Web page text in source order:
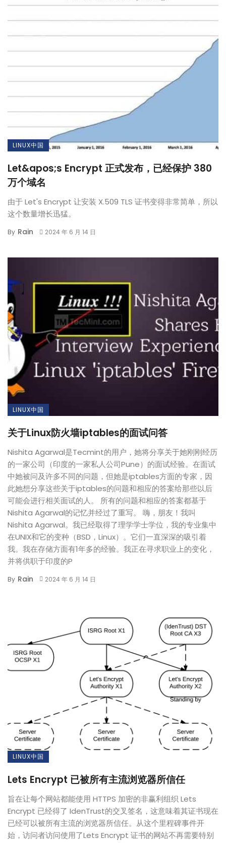
LINUX中国
Let&apos;s Encrypt 正式发布，已经保护 380
万个域名
由于 Let's Encrypt 让安装 X.509 TLS 证书变得非常简单，所以
这个数量增长迅猛。
By Rain 2024 年 6 月 14 日
LINUX中国
关于Linux防火墙iptables的面试问答
Nishita Agarwal是Tecmint的用户，她将分享关于她刚刚经历
的一家公司（印度的一家私人公司Pune）的面试经验。在面试
中她被问及许多不同的问题，但她是iptables方面的专家，因
此她想分享这些关于iptables的问题和相应的答案给那些以后
可能会进行相关面试的人。 所有的问题和相应的答案都基于
Nishita Agarwal的记忆并经过了重写。 嗨，朋友！我叫
Nishita Agarwal。我已经取得了理学学士学位，我的专业集中
在UNIX和它的变种（BSD，Linux）。它们一直深深的吸引着
我。我在存储方面有1年多的经验。我正在寻求职业上的变化，
并将供职于印度的P
By Rain 2024 年 6 月 14 日
LINUX中国
Lets Encrypt 已被所有主流浏览器所信任
旨在让每个网站都能使用 HTTPS 加密的非赢利组织 Lets
Encrypt 已经得了 IdenTrust的交叉签名，这意味着其证书现在
已经可以被所有主流的浏览器所信任。从这个里程碑事件开
始，访问者访问使用了Lets Encrypt 证书的网站不再需要特别